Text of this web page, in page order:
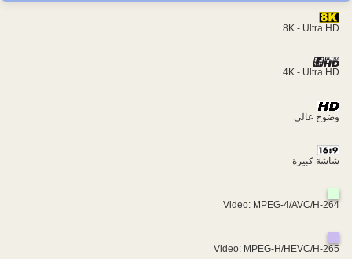
8K - Ultra HD
4K - Ultra HD
وضوح عالي
شاشة كبيرة
Video: MPEG-4/AVC/H-264
Video: MPEG-H/HEVC/H-265